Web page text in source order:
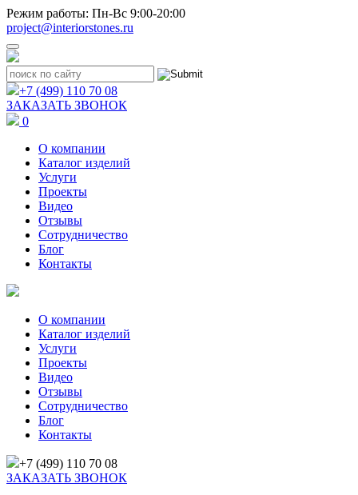
Режим работы: Пн-Вс 9:00-20:00
project@interiorstones.ru
+7 (499) 110 70 08
ЗАКАЗАТЬ ЗВОНОК
0
О компании
Каталог изделий
Услуги
Проекты
Видео
Отзывы
Сотрудничество
Блог
Контакты
О компании
Каталог изделий
Услуги
Проекты
Видео
Отзывы
Сотрудничество
Блог
Контакты
+7 (499) 110 70 08
ЗАКАЗАТЬ ЗВОНОК